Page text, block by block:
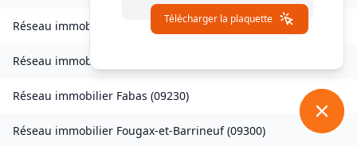
Réseau immobilier Esplas-de-Sérou (09420)
Réseau immobilier
Réseau immobilier Fabas (09230)
Réseau immobilier Fougax-et-Barrineuf(09300)
Télécharger la plaquette